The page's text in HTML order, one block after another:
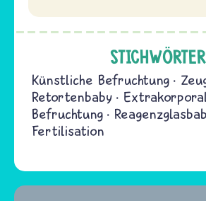
STICHWÖRTER
Künstliche Befruchtung
Retortenbaby
Befruchtung
Fertilisation